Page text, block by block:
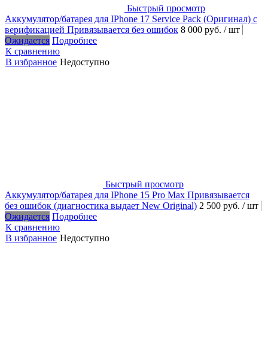
Быстрый просмотр
Аккумулятор/батарея для IPhone 17 Service Pack (Оригинал) с
верификацией Привязывается без ошибок 8 000 руб. / шт
Ожидается Подробнее
К сравнению
В избранное Недоступно
Быстрый просмотр
Аккумулятор/батарея для IPhone 15 Pro Max Привязывается
без ошибок (диагностика выдает New Original) 2 500 руб. / шт
Ожидается Подробнее
К сравнению
В избранное Недоступно